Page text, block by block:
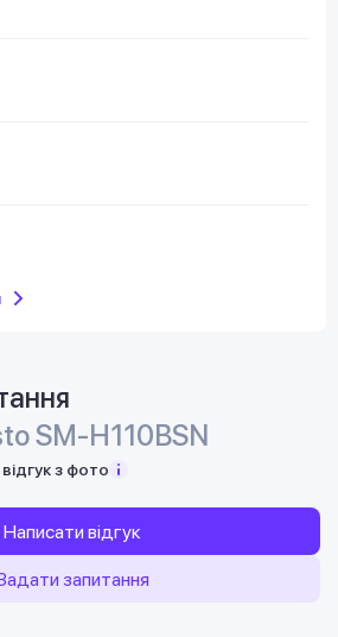
SM-H110BSN
з фото
Написати відгук
запитання